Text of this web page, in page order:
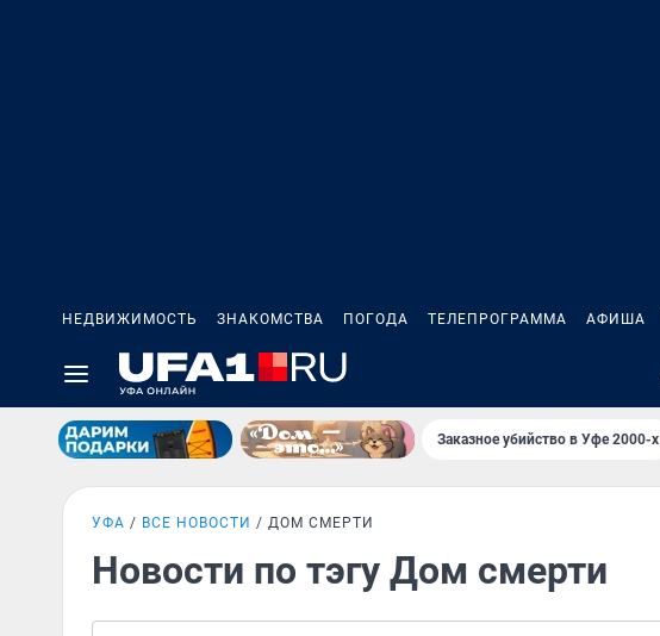
НЕДВИЖИМОСТЬ ЗНАКОМСТВА ПОГОДА ТЕЛЕПРОГРАММА АФИША
Заказное убийство в Уфе 2000-х
УФА ВСЕ НОВОСТИ ДОМ СМЕРТИ
Новости по тэгу Дом смерти